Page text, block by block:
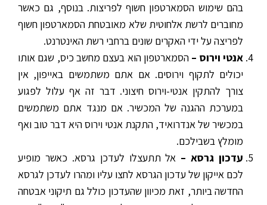
בהם שימוש הסמארטפון חשוף לפריצות. בנוסף, גם כאשר
מחוברים לרשת אלחוטית שלא מאובטחת הסמארטפון חשוף
לפריצה על ידי האקרים שונים ברחבי רשת האינטרנט.
אנטי וירוס – הסמארטפון הוא בעצם מחשב כיס, שגם אותו
יכולים לתקוף וירוסים. אם אתם משתמשים באייפון, אין
צורך להתקין אנטי-וירוס חיצוני. דבר זה אף עלול לפגוע
במערכת ההגנה של המכשיר. אם מנגד אתם משתמשים
במכשיר של אנדרואיד, התקנת אנטי וירוס היא דבר טוב ואף
מומלץ בשבילכם.
עדכון גרסא – אל תתעצלו לעדכן גרסא. כאשר מופיע
לכם אייקון של עדכון הגרסא לחצו עליו ומהרו לעדכן לגרסא
החדשה ביותר, זאת מכיוון שהעדכון כולל גם תיקוני אבטחה